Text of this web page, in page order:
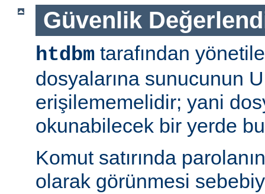
Güvenlik
htdbm tarafından
dosyalarına sunucunun
erişilememelidir; yani
okunabilecek bir yerde
Komut satırında
olarak görünmesi